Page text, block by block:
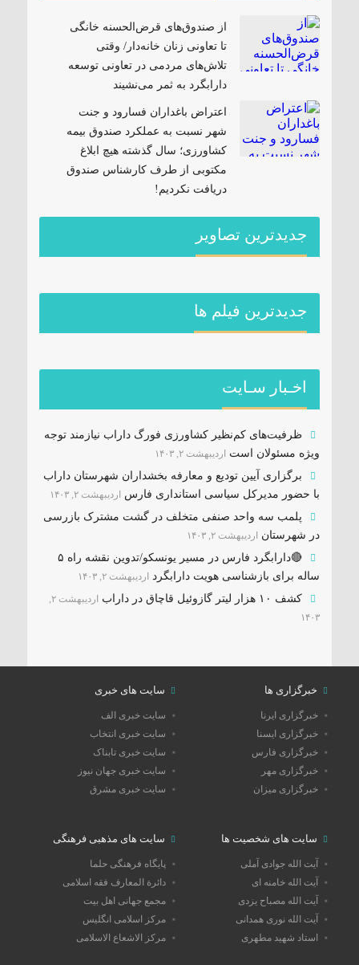
از صندوق‌های قرض‌الحسنه خانگی
تا تعاونی زنان خانه‌دار/ وقتی
تلاش‌های مردمی در تعاونی توسعه
دارابگرد به ثمر می‌نشیند
اعتراض باغداران فسارود و جنت
شهر نسبت به عملکرد صندوق بیمه
کشاورزی؛ سال گذشته هیچ ابلاغ
مکتوبی از طرف کارشناس صندوق
دریافت نکردیم!
جدیدترین تصاویر
جديدترين فیلم ها
اخـبار سـایت
ظرفیت‌های کم‌نظیر کشاورزی فورگ داراب نیازمند توجه
ویژه مسئولان است
اردیبهشت ۲, ۱۴۰۳
برگزاری آیین تودیع و معارفه بخشداران شهرستان داراب
با حضور مدیرکل سیاسی استانداری فارس
اردیبهشت ۲, ۱۴۰۳
پلمب سه واحد صنفی متخلف در گشت مشترک بازرسی
در شهرستان
اردیبهشت ۲, ۱۴۰۳
🔴دارابگرد فارس در مسیر یونسکو/تدوین نقشه راه ۵
ساله برای بازشناسی هویت دارابگرد اردیبهشت ۲, ۱۴۰۳
کشف ۱۰ هزار لیتر گازوئیل قاچاق در داراب
اردیبهشت ۲,
۱۴۰۳
خبرگزاری ها
خبرگزاری ایرنا
خبرگزاری ایسنا
خبرگزاری فارس
خبرگزاری مهر
خبرگزاری میزان
سایت های خبری
سایت خبری الف
سایت خبری انتخاب
سایت خبری تابناک
سایت خبری جهان نیوز
سایت خبری مشرق
سایت های شخصیت ها
آیت الله جوادی آملی
آیت الله خامنه ای
آیت الله مصباح یزدی
آیت الله نوری همدانی
استاد شهید مطهری
سایت های مذهبی فرهنگی
پایگاه فرهنگی حلما
دائرة المعارف فقه اسلامی
مجمع جهانی اهل بیت
مرکز اسلامی انگلیس
مرکز الاشعاع الاسلامی